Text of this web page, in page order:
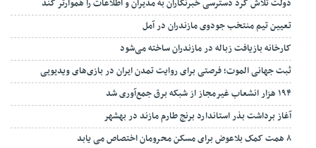
دولت تلاش کرد دسترسی خبرنگاران به مدیران و اطلاعات را هموارتر کند
تعیین تیم منتخب جودوی مازندران در آمل
کارخانه بازیافت زباله در مازندران ساخته می‌شود
ثبت جهانی الموت؛ فرصتی برای روایت تمدن ایران در بازی‌های ویدیویی
۱۹۴ هزار انشعاب غیرمجاز از شبکه برق جمع‌آوری شد
آغاز برداشت بذر استاندارد برنج طارم مازند در بهشهر
۸ همت کمک بلاعوض برای مسکن محرومان اختصاص می یابد